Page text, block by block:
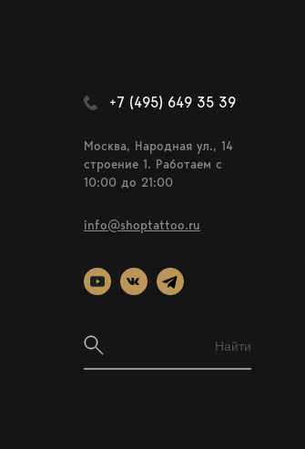
+7 (495) 649 35 39
Москва, Народная ул., 14
строение 1. Работаем c
10:00 до 21:00
info@shoptattoo.ru